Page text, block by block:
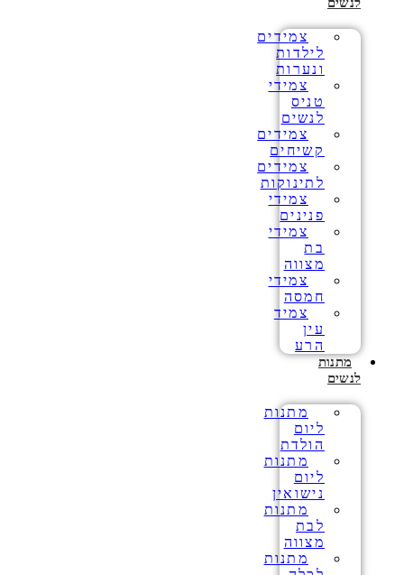
צמידים
לילדות
ונערות
צמידי
טניס
לנשים
צמידים
קשיחים
צמידים
לתינוקות
צמידי
פנינים
צמידי
בת
מצווה
צמידי
חמסה
צמיד
עין
הרע
מתנות
לנשים
מתנות
ליום
הולדת
מתנות
ליום
נישואין
מתנות
לבת
מצווה
מתנות